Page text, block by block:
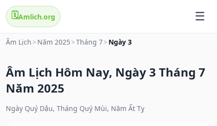
🗓️Amlich.org
Âm Lịch > Năm 2025 >Tháng 7> Ngày 3
Âm Lịch Hôm Nay, Ngày 3 Tháng 7
Năm 2025
Ngày Quý Dậu, Tháng Quý Mùi, Năm Ất Tỵ